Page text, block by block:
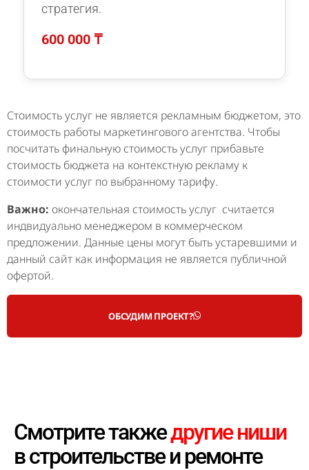
стратегия.
600 000 ₸
Стоимость услуг не является рекламным бюджетом, это
стоимость работы маркетингового агентства. Чтобы
посчитать финальную стоимость услуг прибавьте
стоимость бюджета на контекстную рекламу к
стоимости услуг по выбранному тарифу.
Важно: окончательная стоимость услуг считается
индвидуально менеджером в коммерческом
предложении. Данные цены могут быть устаревшими и
данный сайт как информация не является публичной
офертой.
ОБСУДИМ ПРОЕКТ?
Смотрите такжедругие ниши
в строительстве и ремонте